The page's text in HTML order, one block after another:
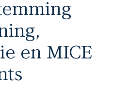
en MICE